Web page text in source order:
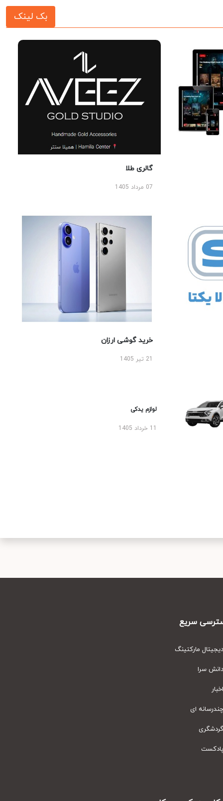
بک لینک
گالری طلا
07 مرداد 1405
خرید گوشی ارزان
لوازم یدکی
سریع
مارکتینگ
سرا
ای